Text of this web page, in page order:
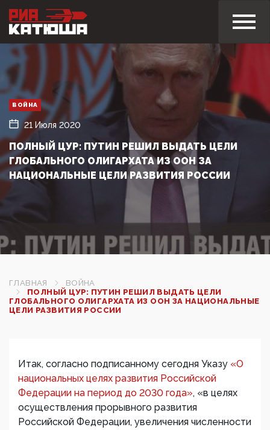
ВОЙНА
21 Июля 2020
ПОЛНЫЙ ЦУР: ПУТИН РЕШИЛ ВЫДАТЬ ЦЕЛИ
ГЛОБАЛЬНОГО ОЛИГАРХАТА ИЗ ООН ЗА
НАЦИОНАЛЬНЫЕ ЦЕЛИ РАЗВИТИЯ РОССИИ
ГЛАВНАЯ
ВОЙНА
ПОЛНЫЙ ЦУР: ПУТИН РЕШИЛ ВЫДАТЬ ЦЕЛИ
ГЛОБАЛЬНОГО ОЛИГАРХАТА ИЗ ООН ЗА НАЦИОНАЛЬНЫЕ
ЦЕЛИ РАЗВИТИЯ РОССИИ
Итак, согласно подписанному сегодня Указу «О
национальных целях развития Российской
Федерации на период до 2030 года», «в целях
осуществления прорывного развития
Российской Федерации, увеличения численности